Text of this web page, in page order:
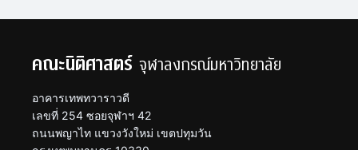
คณะนิติศาสตร์ จุฬาลงกรณ์มหาวิทยาลัย
อาคารเทพทวาราวดี
เลขที่ 254 ซอยจุฬาฯ 42
ถนนพญาไท แขวงวังใหม่ เขตปทุมวัน